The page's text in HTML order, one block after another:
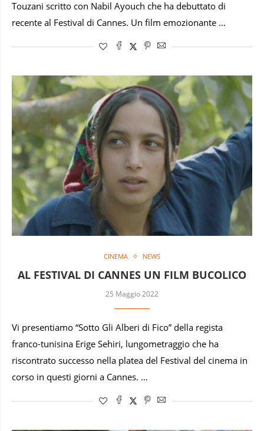
Touzani scritto con Nabil Ayouch che ha debuttato di
recente al Festival di Cannes. Un film emozionante …
CINEMA NEWS
AL FESTIVAL DI CANNES UN FILM BUCOLICO
25 Maggio 2022
Vi presentiamo “Sotto Gli Alberi di Fico” della regista
franco-tunisina Erige Sehiri, lungometraggio che ha
riscontrato successo nella platea del Festival del cinema in
corso in questi giorni a Cannes. …